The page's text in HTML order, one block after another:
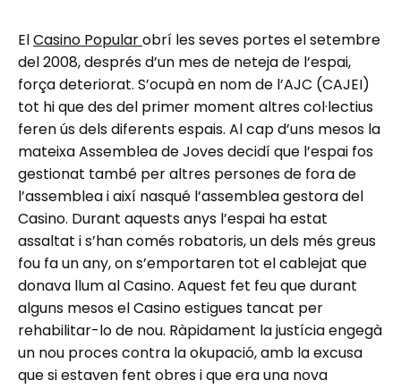
ElCasino Popularobrí les seves portes el setembre
del 2008, després d’un mes de neteja de l’espai,
força deteriorat. S’ocupà en nom de l’AJC (CAJEI)
tot hi que des del primer moment altres col·lectius
feren ús dels diferents espais. Al cap d’uns mesos la
mateixa Assemblea de Joves decidí que l’espai fos
gestionat també per altres persones de fora de
l’assemblea i així nasqué l’assemblea gestora del
Casino. Durant aquests anys l’espai ha estat
assaltat i s’han comés robatoris, un dels més greus
fou fa un any, on s’emportaren tot el cablejat que
donava llum al Casino. Aquest fet feu que durant
alguns mesos el Casino estigues tancat per
rehabilitar-lo de nou. Ràpidament la justícia engegà
un nou proces contra la okupació, amb la excusa
que si estaven fent obres i que era una nova